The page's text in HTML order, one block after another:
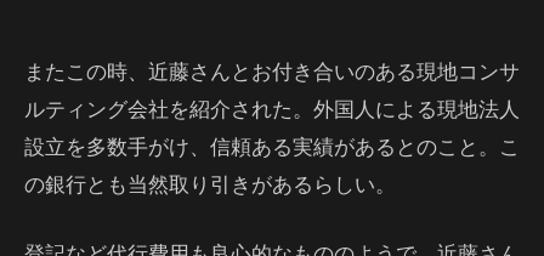
またこの時、近藤さんとお付き合いのある現地コンサ
ルティング会社を紹介された。外国人による現地法人
設立を多数手がけ、信頼ある実績があるとのこと。こ
の銀行とも当然取り引きがあるらしい。